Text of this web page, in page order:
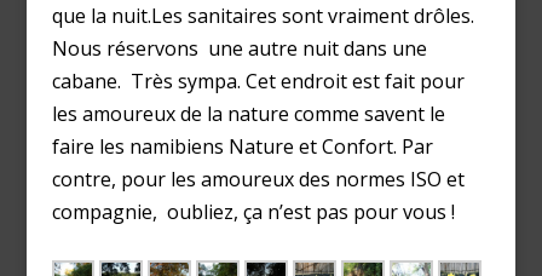
que la nuit.Les sanitaires sont vraiment drôles.
Nous réservons une autre nuit dans une
cabane. Très sympa. Cet endroit est fait pour
les amoureux de la nature comme savent le
faire les namibiens Nature et Confort. Par
contre, pour les amoureux des normes ISO et
compagnie, oubliez, ça n’est pas pour vous !